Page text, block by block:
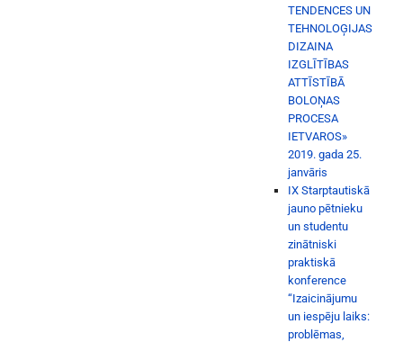
TENDENCES UN
TEHNOLOĢIJAS
DIZAINA
IZGLĪTĪBAS
ATTĪSTĪBĀ
BOLOŅAS
PROCESA
IETVAROS»
2019. gada 25.
janvāris
IX Starptautiskā
jauno pētnieku
un studentu
zinātniski
praktiskā
konference
“Izaicinājumu
un iespēju laiks:
problēmas,